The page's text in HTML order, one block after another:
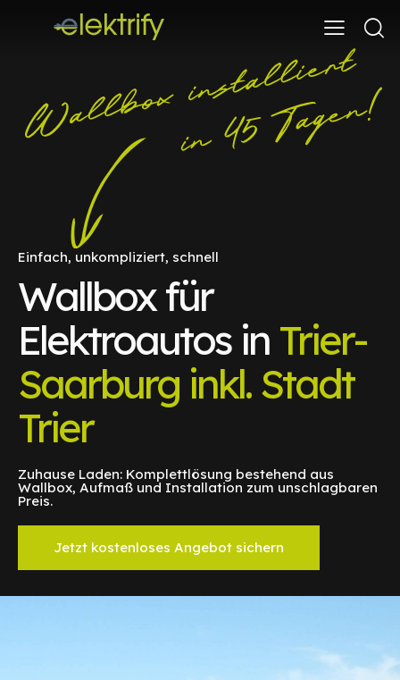
Einfach, unkompliziert, schnell
Wallbox für
Elektroautos in Trier-
Saarburg inkl. Stadt
Trier
Zuhause Laden: Komplettlösung bestehend aus
Wallbox, Aufmaß und Installation zum unschlagbaren
Preis.
Jetzt kostenloses Angebot sichern